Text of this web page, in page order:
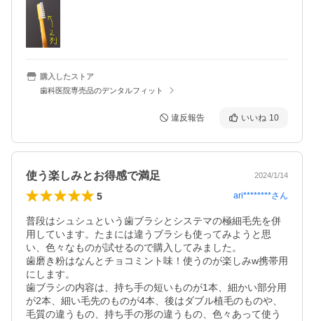
購入したストア
歯科医院専売品のデンタルフィット
違反報告 いいね 10
使う楽しみとお得感で満足 2024/1/14
5 ari********さん
普段はシュシュという歯ブラシとシステマの極細毛先を併
用しています。たまには違うブラシも使ってみようと思
い、色々なものが試せるので購入してみました。
歯磨き粉はなんとチョコミント味！使うのが楽しみw携帯用
にします。
歯ブラシの内容は、持ち手の短いものが1本、細かい部分用
が2本、細い毛先のものが4本、後はダブル植毛のものや、
毛質の違うもの、持ち手の形の違うもの、色々あって使う